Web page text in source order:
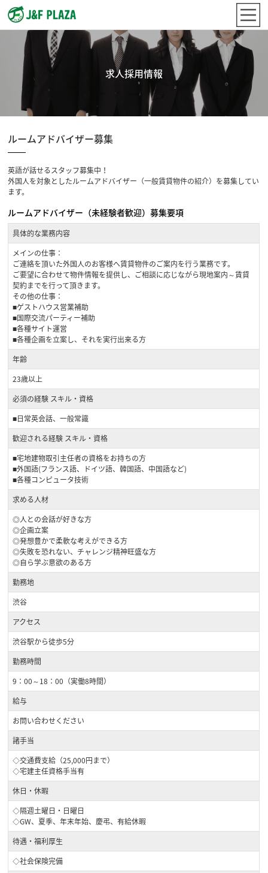
求人採用情報
ルームアドバイザー募集
英語が話せるスタッフ募集中！
外国人を対象としたルームアドバイザー（一般賃貸物件の紹介）を募集してい
ます。
ルームアドバイザー（未経験者歓迎）募集要項
具体的な業務内容
メインの仕事：
ご連絡を頂いた外国人のお客様へ賃貸物件のご案内を行う業務です。
ご要望に合わせて物件情報を提供し、ご相談に応じながら現地案内～賃貸
契約までを行って頂きます。
その他の仕事：
■ゲストハウス営業補助
■国際交流パーティー補助
■各種サイト運営
■各種企画を立案し、それを実行出来る方
年齢
23歳以上
必須の経験 スキル・資格
■日常英会話、一般常識
歓迎される経験 スキル・資格
■宅地建物取引主任者の資格をお持ちの方
■外国語(フランス語、ドイツ語、韓国語、中国語など)
■各種コンピュータ技術
求める人材
◎人との会話が好きな方
◎企画立案
◎発想豊かで柔軟な考えができる方
◎失敗を恐れない、チャレンジ精神旺盛な方
◎自ら学ぶ意欲のある方
勤務地
渋谷
アクセス
渋谷駅から徒歩5分
勤務時間
9：00～18：00（実働8時間）
給与
お問い合わせください
諸手当
◇交通費支給（25,000円まで）
◇宅建主任資格手当有
休日・休暇
◇隔週土曜日・日曜日
◇GW、夏季、年末年始、慶弔、有給休暇
待遇・福利厚生
◇社会保険完備